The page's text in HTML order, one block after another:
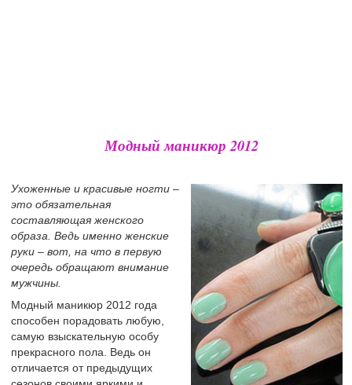
Модный маникюр 2012
Ухоженные и красивые ногти –
это обязательная
составляющая женского
образа. Ведь именно женские
руки – вот, на что в первую
очередь обращают внимание
мужчины.
Модный маникюр 2012 года
способен порадовать любую,
самую взыскательную особу
прекрасного пола. Ведь он
отличается от предыдущих